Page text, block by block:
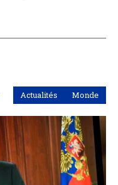
Actualités Monde